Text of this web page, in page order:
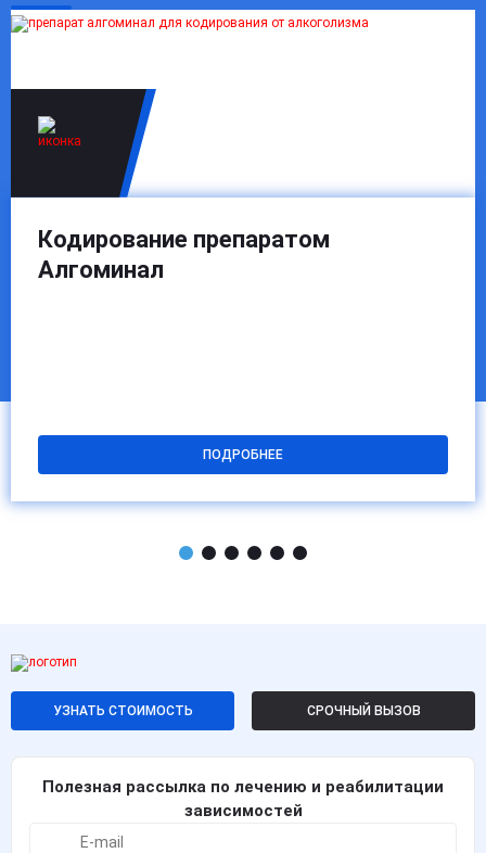
Кодирование препаратом
Алгоминал
ПОДРОБНЕЕ
УЗНАТЬ СТОИМОСТЬ СРОЧНЫЙ ВЫЗОВ
Полезная рассылка по лечению и реабилитации
зависимостей